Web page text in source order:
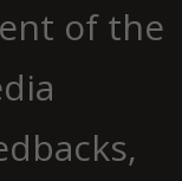
of the